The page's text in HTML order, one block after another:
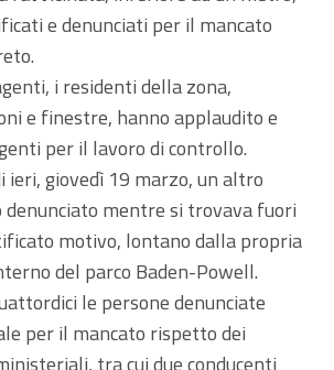
e denunciati per il mancato
i residenti della zona,
e finestre, hanno applaudito e
per il lavoro di controllo.
ieri, giovedì 19 marzo, un altro
mentre si trovava fuori
motivo, lontano dalla propria
del parco Baden-Powell.
le persone denunciate
per il mancato rispetto dei